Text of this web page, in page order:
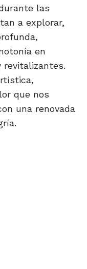
las
a explorar,
en
revitalizantes.
que nos
una renovada